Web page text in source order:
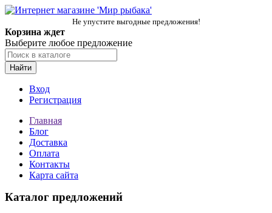
Не упустите выгодные предложения!
Корзина ждет
Выберите любое предложение
Найти
Вход
Регистрация
Главная
Блог
Доставка
Оплата
Контакты
Карта сайта
Каталог предложений